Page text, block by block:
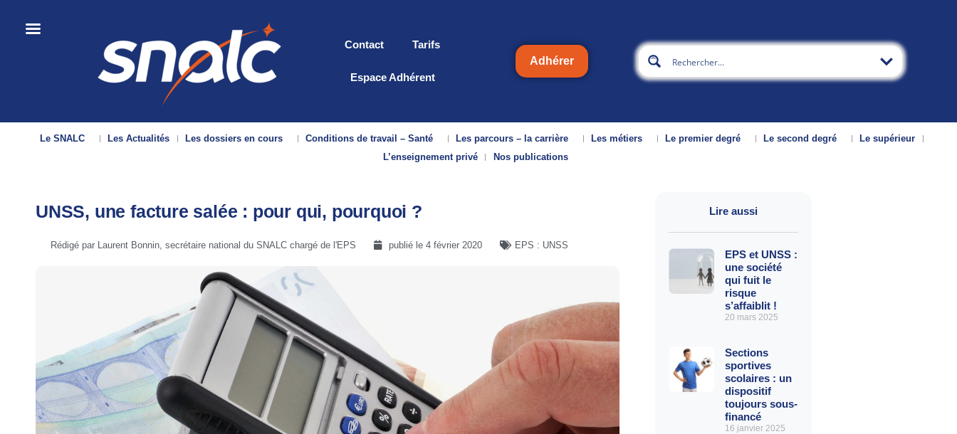
Contact Tarifs
Espace Adhérent
Adhérer
Le SNALC Les Actualités Les dossiers en cours Conditions de travail – Santé Les parcours – la carrière Les métiers Le premier degré Le second degré
Le supérieur
L’enseignement privé
Nos publications
UNSS, une facture salée : pour qui, pourquoi ?
Rédigé par Laurent Bonnin, secrétaire national du SNALC chargé de l'EPS publié le 4 février 2020 EPS : UNSS
Lire aussi
EPS et UNSS :
une société
qui fuit le
risque
s’affaiblit !
20 mars 2025
Sections
sportives
scolaires : un
dispositif
toujours sous-
financé
16 janvier 2025